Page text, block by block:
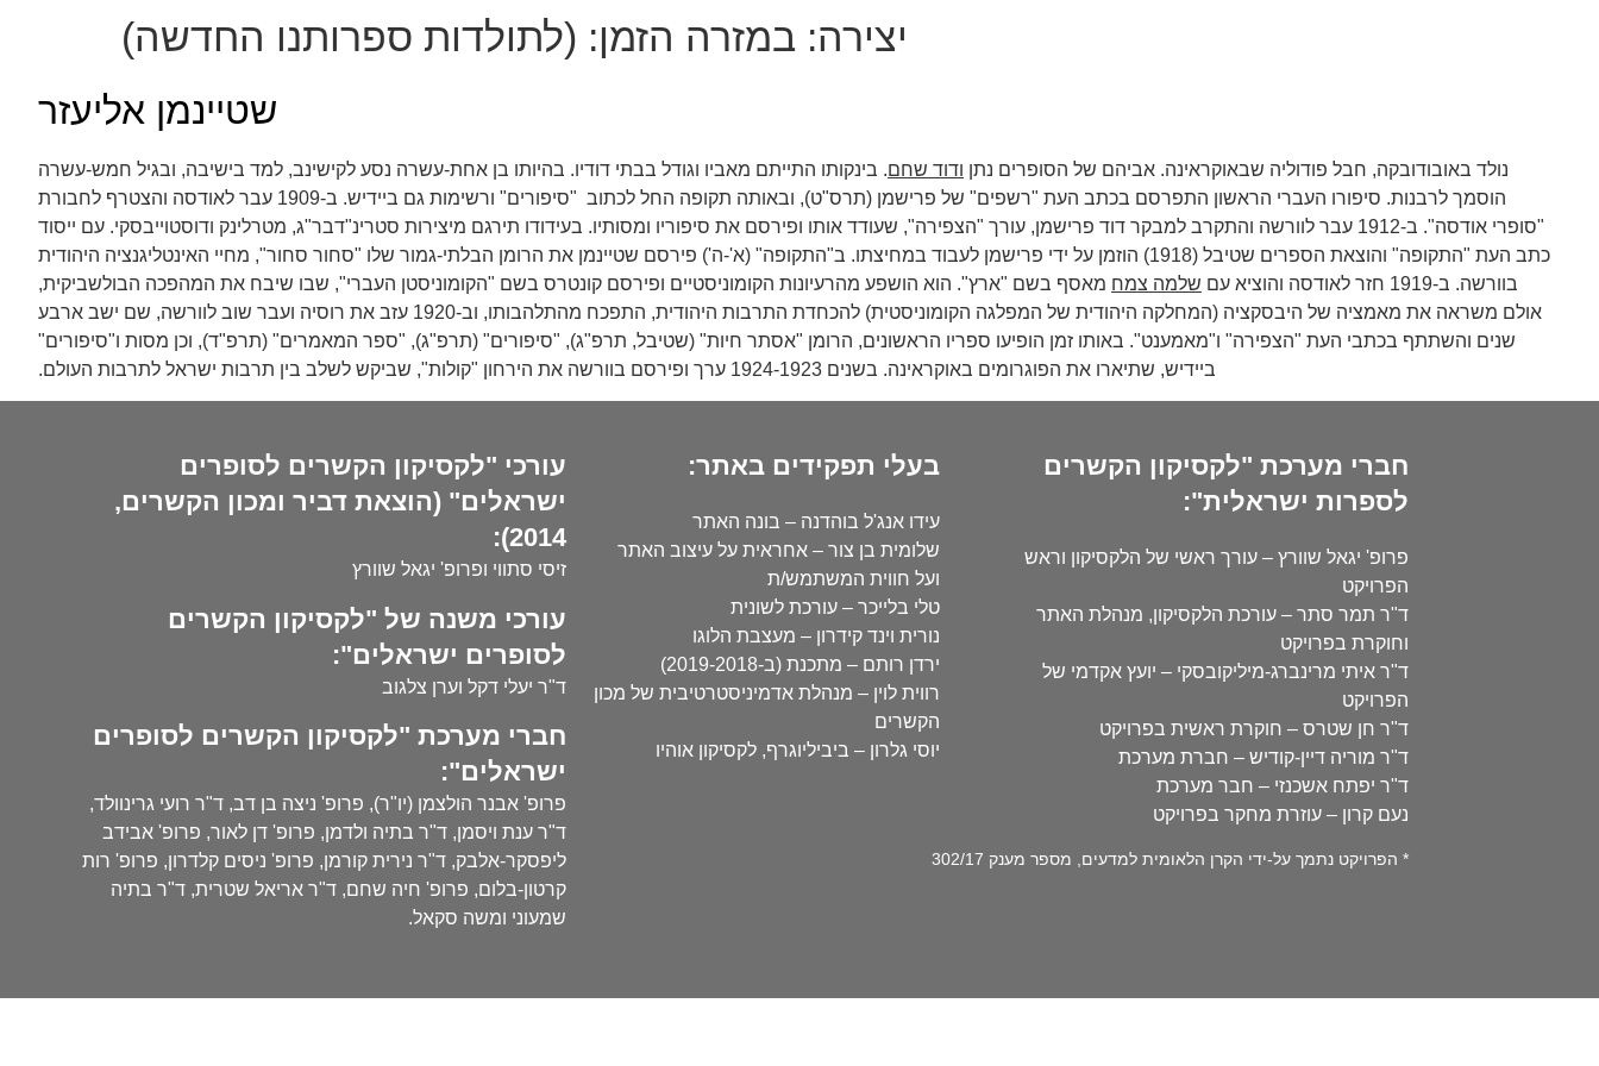
יצירה: במזרה הזמן: (לתולדות ספרותנו החדשה)
שטיינמן אליעזר
נולד באובודובקה, חבל פודוליה שבאוקראינה. אביהם של הסופרים נתן ודוד שחם. בינקותו התייתם מאביו וגודל בבתי דודיו. בהיותו בן אחת-עשרה נסע לקישינב, למד בישיבה, ובגיל חמש-עשרה
הוסמך לרבנות. סיפורו העברי הראשון התפרסם בכתב העת "רשפים" של פרישמן (תרס"ט), ובאותה תקופה החל לכתוב "סיפורים" ורשימות גם ביידיש. ב-1909 עבר לאודסה והצטרף לחבורת
"סופרי אודסה". ב-1912 עבר לוורשה והתקרב למבקר דוד פרישמן, עורך "הצפירה", שעודד אותו ופירסם את סיפוריו ומסותיו. בעידודו תירגם מיצירות סטרינ"דבר"ג, מטרלינק ודוסטוייבסקי. עם ייסוד
כתב העת "התקופה" והוצאת הספרים שטיבל (1918) הוזמן על ידי פרישמן לעבוד במחיצתו. ב"התקופה" (א'-ה') פירסם שטיינמן את הרומן הבלתי-גמור שלו "סחור סחור", מחיי האינטליגנציה היהודית
בוורשה. ב-1919 חזר לאודסה והוציא עם
שלמה צמח מאסף בשם "ארץ". הוא הושפע מהרעיונות הקומוניסטיים ופירסם קונטרס בשם "הקומוניסטן העברי", שבו שיבח את המהפכה הבולשביקית,
אולם משראה את מאמציה של היבסקציה (המחלקה היהודית של המפלגה הקומוניסטית) להכחדת התרבות היהודית, התפכח מהתלהבותו, וב-1920 עזב את רוסיה ועבר שוב לוורשה, שם ישב ארבע
שנים והשתתף בכתבי העת "הצפירה" ו"מאמענט". באותו זמן הופיעו ספריו הראשונים, הרומן "אסתר חיות" (שטיבל, תרפ"ג), "סיפורים" (תרפ"ג), "ספר המאמרים" (תרפ"ד), וכן מסות ו"סיפורים"
ביידיש, שתיארו את הפוגרומים באוקראינה. בשנים 1924-1923 ערך ופירסם בוורשה את הירחון "קולות", שביקש לשלב בין תרבות ישראל לתרבות העולם.
חברי מערכת "לקסיקון הקשרים
לספרות ישראלית":
פרופ' יגאל שוורץ – עורך ראשי של הלקסיקון וראש
הפרויקט
ד"ר תמר סתר – עורכת הלקסיקון, מנהלת האתר
וחוקרת בפרויקט
ד"ר איתי מרינברג-מיליקובסקי – יועץ אקדמי של
הפרויקט
ד"ר חן שטרס – חוקרת ראשית בפרויקט
ד"ר מוריה דיין-קודיש – חברת מערכת
ד"ר יפתח אשכנזי – חבר מערכת
נעם קרון – עוזרת מחקר בפרויקט
בעלי תפקידים באתר:
עידו אנג'ל בוהדנה – בונה האתר
שלומית בן צור – אחראית על עיצוב האתר
ועל חווית המשתמש/ת
טלי בלייכר – עורכת לשונית
נורית וינד קידרון – מעצבת הלוגו
ירדן רותם – מתכנת (ב-2019-2018)
רווית לוין – מנהלת אדמיניסטרטיבית של מכון
הקשרים
יוסי גלרון – ביביליוגרף, לקסיקון אוהיו
* הפרויקט נתמך על-ידי הקרן הלאומית למדעים, מספר מענק 302/17
עורכי "לקסיקון הקשרים לסופרים
ישראלים" (הוצאת דביר ומכון הקשרים,
2014):
זיסי סתווי ופרופ' יגאל שוורץ
עורכי משנה של "לקסיקון הקשרים
לסופרים ישראלים":
ד"ר יעלי דקל וערן צלגוב
חברי מערכת "לקסיקון הקשרים לסופרים
ישראלים":
פרופ' אבנר הולצמן (יו"ר), פרופ' ניצה בן דב, ד"ר רועי גרינוולד,
ד"ר ענת ויסמן, ד"ר בתיה ולדמן, פרופ' דן לאור, פרופ' אבידב
ליפסקר-אלבק, ד"ר נירית קורמן, פרופ' ניסים קלדרון, פרופ' רות
קרטון-בלום, פרופ' חיה שחם, ד"ר אריאל שטרית, ד"ר בתיה
שמעוני ומשה סקאל.